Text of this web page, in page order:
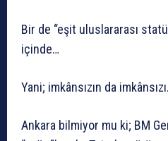
Bir de “eşit uluslararası
içinde…
Yani; imkânsızın da
Ankara bilmiyor mu ki; BM